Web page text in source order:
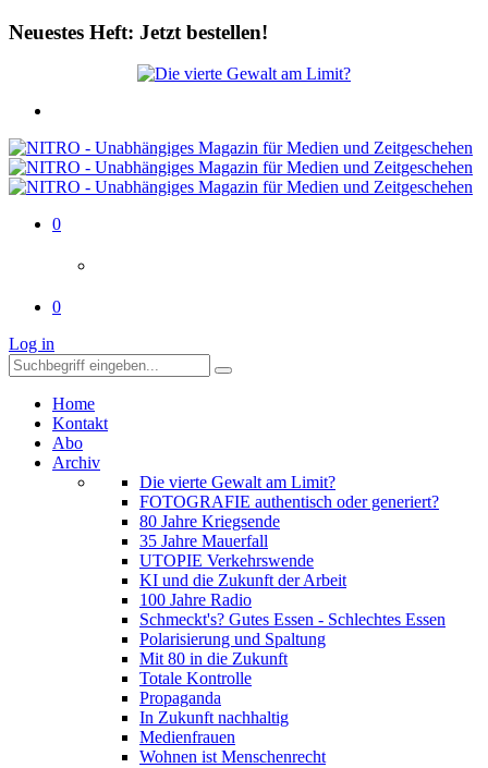
Neuestes Heft: Jetzt bestellen!
0
0
Log in
Home
Kontakt
Abo
Archiv
Die vierte Gewalt am Limit?
FOTOGRAFIE authentisch oder generiert?
80 Jahre Kriegsende
35 Jahre Mauerfall
UTOPIE Verkehrswende
KI und die Zukunft der Arbeit
100 Jahre Radio
Schmeckt's? Gutes Essen - Schlechtes Essen
Polarisierung und Spaltung
Mit 80 in die Zukunft
Totale Kontrolle
Propaganda
In Zukunft nachhaltig
Medienfrauen
Wohnen ist Menschenrecht